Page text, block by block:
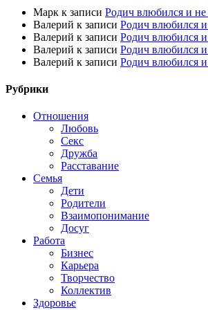
Марк к записи Родич влюбился и не
Валерий к записи Родич влюбился
Валерий к записи Родич влюбился
Валерий к записи Родич влюбился
Валерий к записи Родич влюбился
Рубрики
Отношения
Любовь
Секс
Дружба
Расставание
Семья
Дети
Родители
Взаимопонимание
Досуг
Работа
Бизнес
Карьера
Творчество
Коллектив
Здоровье